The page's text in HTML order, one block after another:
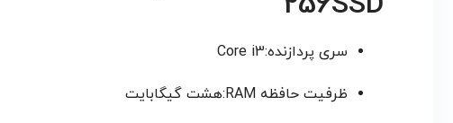
سری پردازنده:Core i3
ظرفیت حافظه RAM:هشت گیگابایت